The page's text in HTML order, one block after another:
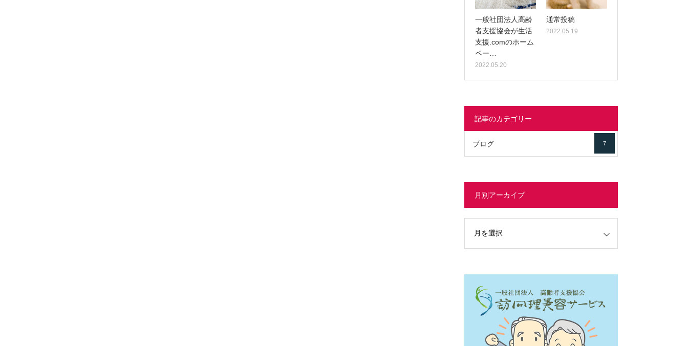
一般社団法人高齢
者支援協会が生活
支援.comのホーム
ペー…
2022.05.20
通常投稿
2022.05.19
記事のカテゴリー
ブログ 7
月別アーカイブ